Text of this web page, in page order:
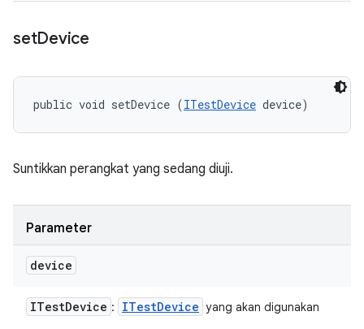
setDevice
public void setDevice (ITestDevice device)
Suntikkan perangkat yang sedang diuji.
Parameter
device
ITestDevice : ITestDevice yang akan digunakan